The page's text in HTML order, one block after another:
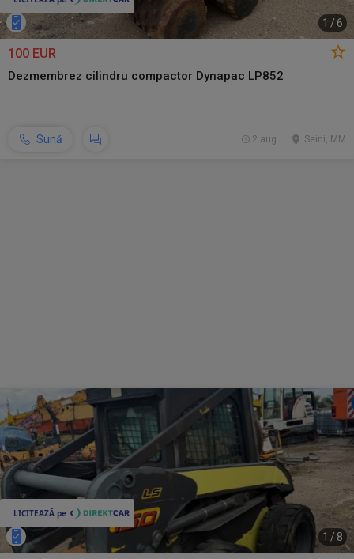
1 /6
100 EUR
Dezmembrez cilindru compactor Dynapac LP852
Sună Seini, MM
2 aug.
1 / 8